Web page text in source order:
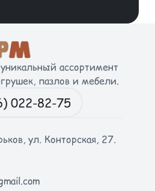
ассортимент
пазлов и мебели.
022-82-75
ул. Конторская, 27.